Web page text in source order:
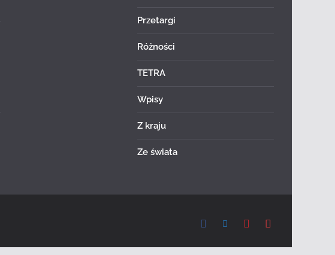
Przetargi
Różności
TETRA
Wpisy
Z kraju
Ze świata